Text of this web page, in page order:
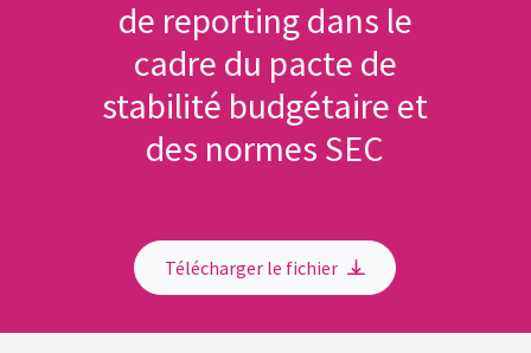
de reporting dans le
cadre du pacte de
stabilité budgétaire et
des normes SEC
Télécharger le fichier